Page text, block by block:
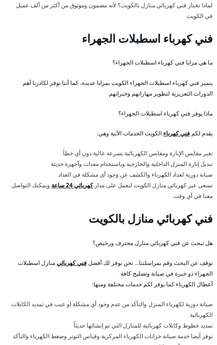
لماذا تختار فني كهربائي منازل بالكويت؟ لأنه مضمون وموثوق من أكثر من ألف عميل
في الكويت
فني كهرباء اسطبلات الجهراء
ما هي مزايا فني كهرباء اسطبلات الجهراء؟
يتميز فني كهرباء اسطبلات الجهراء الكويت بمزايا عديدة، كما أننا نوفر لكادرنا أهم
الدورات التعزيزية لتطوير مهاراتهم وخبراتهم
ماذا يوفر فني كهرباء اسطبلات الجهراء؟
يقدم لكم فني كهرباء الكويت الخدمات الآتية وهي:
تغير مقابس الإنارة ومقابس الكهربائية بسرعة عالية دون أي خطأ
تبديل إنارة المنزل الداخلية والخارجية وباستخدام معدات وأجهزة حديثة
صيانة دورية لعداد الكهرباء والكشف عن وجود أي مشكلة في العداد
نسعى عبر كهربائي منازل الكويت لنعمل على مداركهربائي 24 ساعة
ويمكنك التواصل
معنا في أي وقت
فني كهربائي منازل بالكويت
هل تبحث عن فني كهربائي منازل محترف ورخيص؟
توقف عن البحث وقم بمراسلتنا… نحن نوفر لك أفضلفني كهربائيمنازل اسطبلات
الجهراء ذو خبرة في صيانة وتصليح كافة
أعطال الكهرباء كما يوفر لكم خدمات مختلفة ومنها:
صيانة دورية لكهرباء المنزل والتأكد من عدم وجود أي مشكلة او عيب في تمديد الكابلات
الكهربائية
تمديد خطوط وكابلات كهربائية للمنازل التي تم إنشائها حديثاً
نوفر أيضا خدمة صيانة خزانات الكهرباء المركزية وقياس التوتر وضغط الكهرباء والتأكد